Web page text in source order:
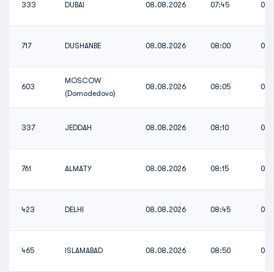
333 DUBAI 08.08.2026 07:45
717 DUSHANBE 08.08.2026 08:00
603
MOSCOW
(Domodedovo)
08.08.2026 08:05
337 JEDDAH 08.08.2026 08:10
761 ALMATY 08.08.2026 08:15
423 DELHI 08.08.2026 08:45
465 ISLAMABAD 08.08.2026 08:50